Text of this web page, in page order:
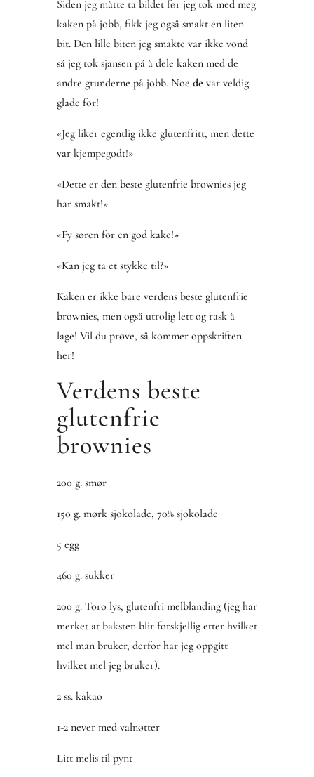
Siden jeg måtte ta bildet før jeg tok med meg
kaken på jobb, fikk jeg også smakt en liten
bit. Den lille biten jeg smakte var ikke vond
så jeg tok sjansen på å dele kaken med de
andre grunderne på jobb. Noe devar veldig
glade for!
«Jeg liker egentlig ikke glutenfritt, men dette
var kjempegodt!»
«Dette er den beste glutenfrie brownies jeg
har smakt!»
«Fy søren for en god kake!»
«Kan jeg ta et stykke til?»
Kaken er ikke bare verdens beste glutenfrie
brownies, men også utrolig lett og rask å
lage! Vil du prøve, så kommer oppskriften
her!
Verdens beste
glutenfrie
brownies
200 g. smør
150 g. mørk sjokolade, 70% sjokolade
5 egg
460 g. sukker
200 g. Toro lys, glutenfri melblanding (jeg har
merket at baksten blir forskjellig etter hvilket
mel man bruker, derfor har jeg oppgitt
hvilket mel jeg bruker).
2 ss. kakao
1-2 never med valnøtter
Litt melis til pynt